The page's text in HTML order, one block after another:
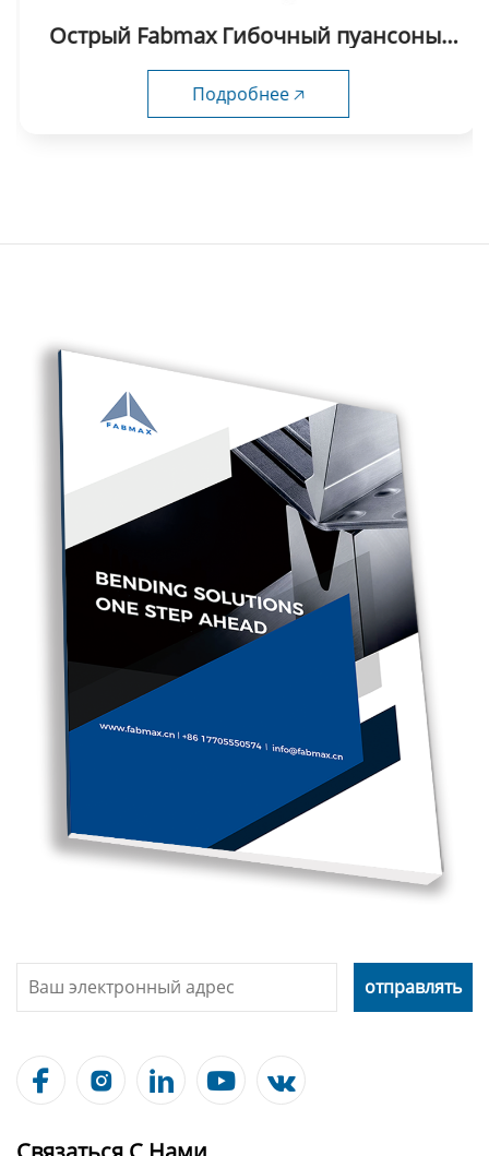
Острый Fabmax Гибочный пуансоны-
Подробнее 🡥
    